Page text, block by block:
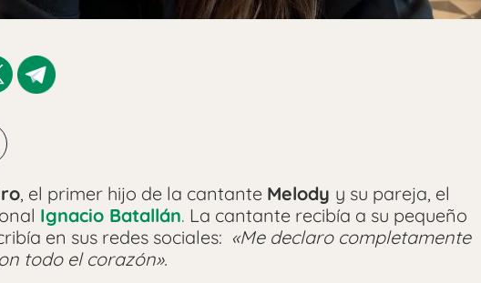
, el primer hijo de la cantante Melody y su pareja, el
Ignacio Batallán. La cantante recibía a su pequeño
en sus redes sociales: «Me declaro completamente
todo el corazón».